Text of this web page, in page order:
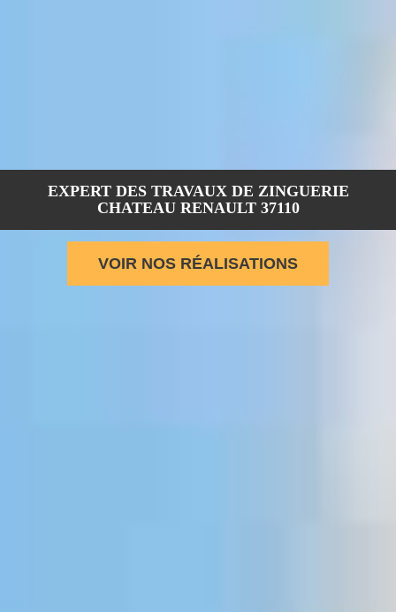
EXPERT DES TRAVAUX DE ZINGUERIE
CHATEAU RENAULT 37110
VOIR NOS RÉALISATIONS